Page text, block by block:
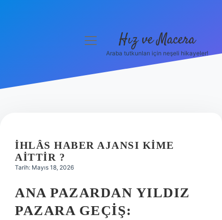
Hakkımızda
menüyü
Hız ve Macera
Araba tutkunları için neşeli hikayeler!
İHLÂS HABER AJANSI KIME
AITTIR ?
Tarih: Mayıs 18, 2026
ANA PAZARDAN YILDIZ
PAZARA GEÇIŞ: